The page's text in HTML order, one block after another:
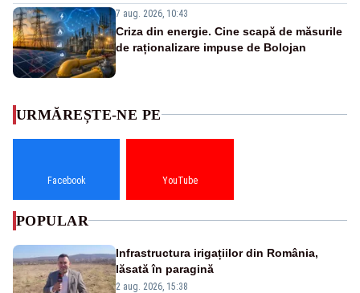
7 aug. 2026, 10:43
Criza din energie. Cine scapă de măsurile
de raționalizare impuse de Bolojan
URMĂREȘTE-NE PE
Facebook YouTube
POPULAR
Infrastructura irigațiilor din România,
lăsată în paragină
2 aug. 2026, 15:38